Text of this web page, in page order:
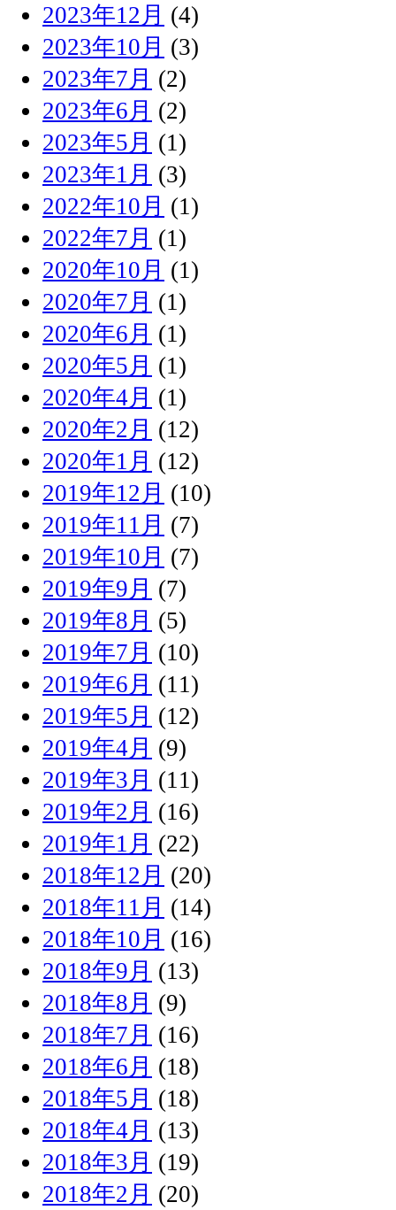
2023年12月 (4)
2023年10月 (3)
2023年7月 (2)
2023年6月 (2)
2023年5月 (1)
2023年1月 (3)
2022年10月 (1)
2022年7月 (1)
2020年10月 (1)
2020年7月 (1)
2020年6月 (1)
2020年5月 (1)
2020年4月 (1)
2020年2月 (12)
2020年1月 (12)
2019年12月 (10)
2019年11月 (7)
2019年10月 (7)
2019年9月 (7)
2019年8月 (5)
2019年7月 (10)
2019年6月 (11)
2019年5月 (12)
2019年4月 (9)
2019年3月 (11)
2019年2月 (16)
2019年1月 (22)
2018年12月 (20)
2018年11月 (14)
2018年10月 (16)
2018年9月 (13)
2018年8月 (9)
2018年7月 (16)
2018年6月 (18)
2018年5月 (18)
2018年4月 (13)
2018年3月 (19)
2018年2月 (20)